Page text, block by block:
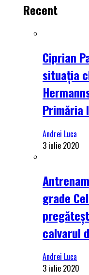
Recent
Ciprian
situația
Primăria
Andrei Luca
3 iulie 2020
grade
calvarul
Andrei Luca
3 iulie 2020